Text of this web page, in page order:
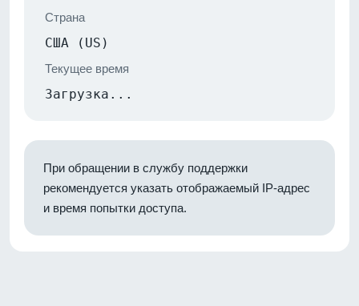
Страна
США (US)
Текущее время
Загрузка...
При обращении в службу поддержки
рекомендуется указать отображаемый IP-адрес
и время попытки доступа.